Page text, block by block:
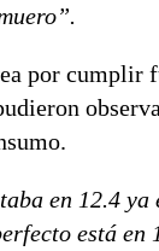
por cumplir
en 12.4
está en